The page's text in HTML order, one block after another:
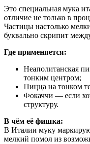
Это специальная мука
отличие не только в
Частицы настолько
буквально скрипит
Где применяется:
Неаполитанская
тонким центром;
Пицца на тонком
Фокаччи — если
структуру.
В чём её фишка:
В Италии муку
мелкий помол из